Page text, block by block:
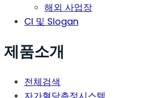
해외 사업장
CI 및 Slogan
제품소개
전체검색